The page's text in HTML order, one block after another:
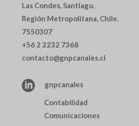
Las Condes, Santiago,
Región Metropolitana, Chile.
7550307
+56 2 2232 7368
contacto@gnpcanales.cl
 gnpcanales
Contabilidad
Comunicaciones